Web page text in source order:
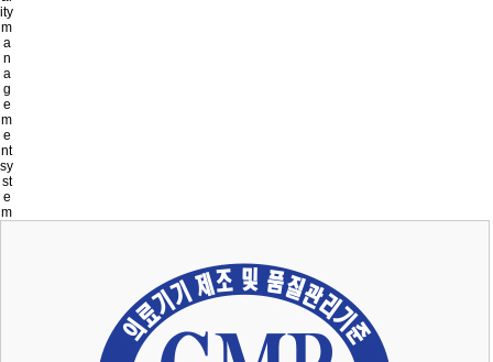
ity
m
a
n
a
g
e
m
e
nt
sy
st
e
m